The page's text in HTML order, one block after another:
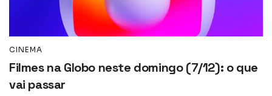
CINEMA
Filmes na Globo neste domingo (7/12): o que
vai passar